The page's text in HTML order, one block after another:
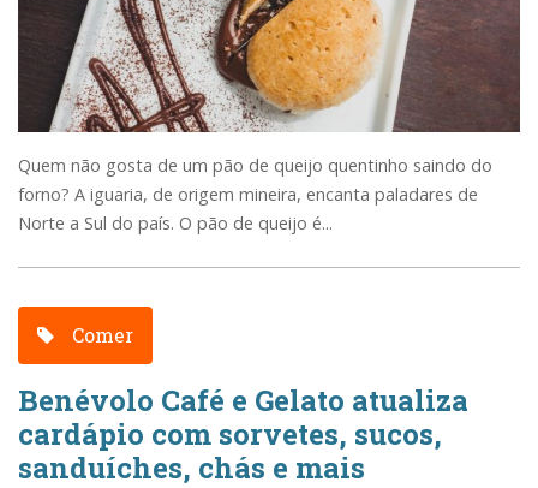
Quem não gosta de um pão de queijo quentinho saindo do
forno? A iguaria, de origem mineira, encanta paladares de
Norte a Sul do país. O pão de queijo é...
Comer
Benévolo Café e Gelato atualiza
cardápio com sorvetes, sucos,
sanduíches, chás e mais